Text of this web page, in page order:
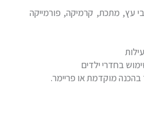
עץ, מתכת, קרמיקה, פורמייקה
בחדרי ילדים
בהכנה מוקדמת או פריימר.